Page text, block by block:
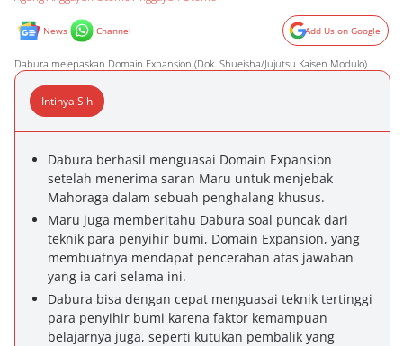
News Channel Add Us on Google
Dabura melepaskan Domain Expansion (Dok. Shueisha/Jujutsu Kaisen Modulo)
Intinya Sih
Dabura berhasil menguasai Domain Expansion
setelah menerima saran Maru untuk menjebak
Mahoraga dalam sebuah penghalang khusus.
Maru juga memberitahu Dabura soal puncak dari
teknik para penyihir bumi, Domain Expansion, yang
membuatnya mendapat pencerahan atas jawaban
yang ia cari selama ini.
Dabura bisa dengan cepat menguasai teknik tertinggi
para penyihir bumi karena faktor kemampuan
belajarnya juga, seperti kutukan pembalik yang